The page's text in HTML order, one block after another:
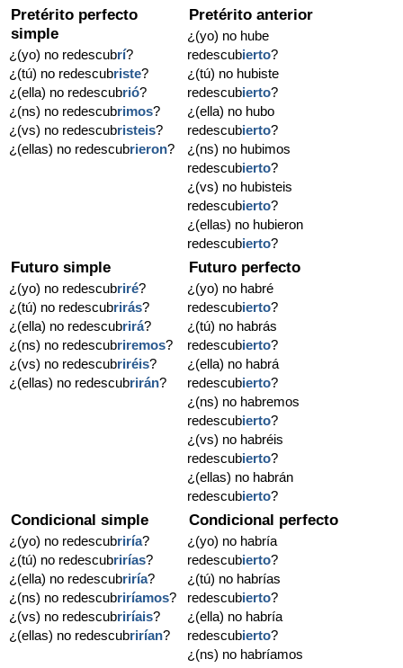
Pretérito perfecto
simple
¿(yo) no redescubrí?
¿(tú) no redescubriste?
¿(ella) no redescubrió?
¿(ns) no redescubrimos?
¿(vs) no redescubristeis?
¿(ellas) no redescubrieron?
Pretérito anterior
¿(yo) no hube
redescubierto?
¿(tú) no hubiste
redescubierto?
¿(ella) no hubo
redescubierto?
¿(ns) no hubimos
redescubierto?
¿(vs) no hubisteis
redescubierto?
¿(ellas) no hubieron
redescubierto?
Futuro simple
¿(yo) no redescubriré?
¿(tú) no redescubrirás?
¿(ella) no redescubrirá?
¿(ns) no redescubriremos?
¿(vs) no redescubriréis?
¿(ellas) no redescubrirán?
Futuro perfecto
¿(yo) no habré
redescubierto?
¿(tú) no habrás
redescubierto?
¿(ella) no habrá
redescubierto?
¿(ns) no habremos
redescubierto?
¿(vs) no habréis
redescubierto?
¿(ellas) no habrán
redescubierto?
Condicional simple
¿(yo) no redescubriría?
¿(tú) no redescubrirías?
¿(ella) no redescubriría?
¿(ns) no redescubriríamos?
¿(vs) no redescubriríais?
¿(ellas) no redescubrirían?
Condicional perfecto
¿(yo) no habría
redescubierto?
¿(tú) no habrías
redescubierto?
¿(ella) no habría
redescubierto?
¿(ns) no habríamos